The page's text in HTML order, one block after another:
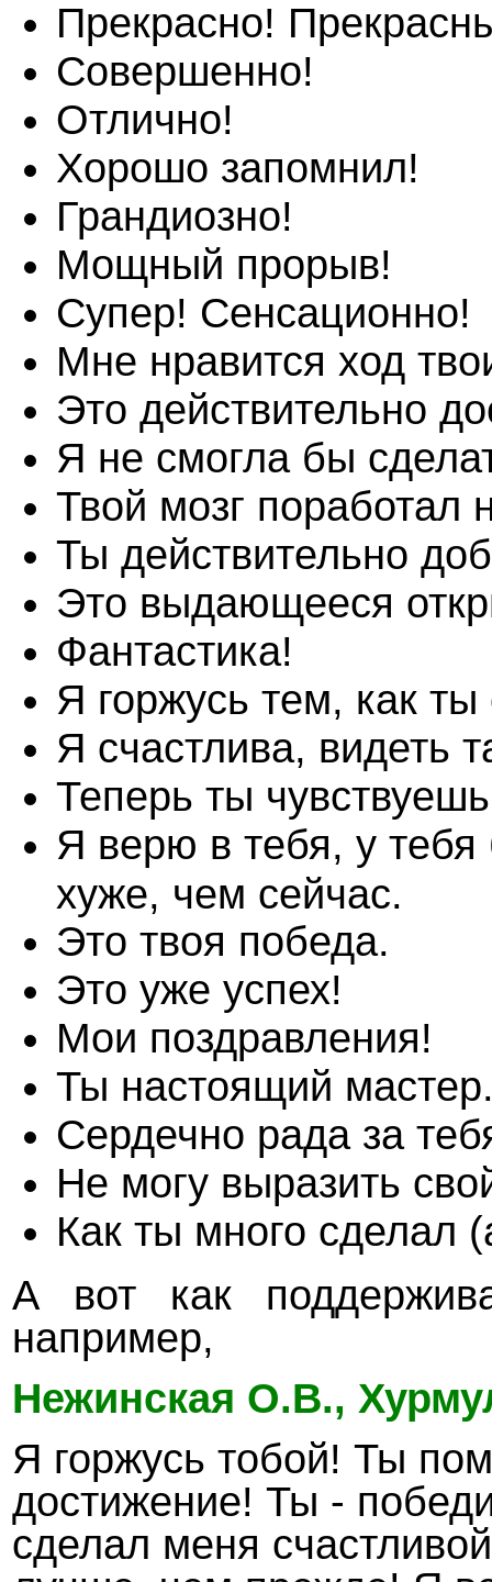
Прекрасно!
Совершенно!
Отлично!
Хорошо запомнил!
Грандиозно!
Мощный прорыв!
Супер! Сенсационно!
Мне нравится ход
Это действительно
Я не смогла бы
Твой мозг поработал
Ты действительно
Это выдающееся
Фантастика!
Я горжусь тем, как ты
Я счастлива, видеть
Теперь ты
Я верю в тебя, у тебя
хуже, чем сейчас.
Это твоя победа.
Это уже успех!
Мои поздравления!
Ты настоящий
Сердечно рада за
Не могу выразить
Как ты много сделал
А вот как
например,
Нежинская О.В.,
Я горжусь тобой! Ты
достижение! Ты -
сделал меня